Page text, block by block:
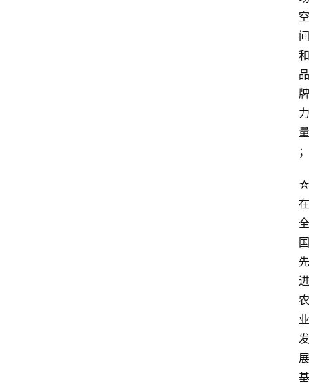
空
间
和
品
牌
力
量
；
在
全
国
先
进
农
业
发
展
基